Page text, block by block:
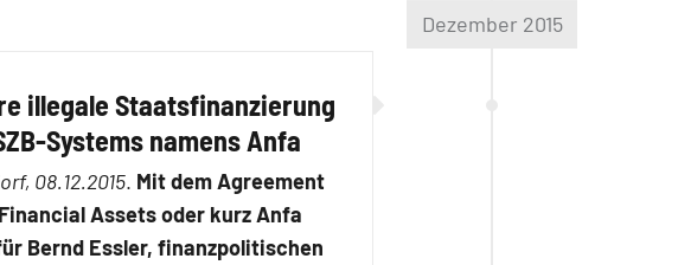
Dezember 2015
illegale Staatsfinanzierung
Systems namens Anfa
08.12.2015. Mit dem Agreement
Assets oder kurz Anfa
Bernd Essler, finanzpolitischen